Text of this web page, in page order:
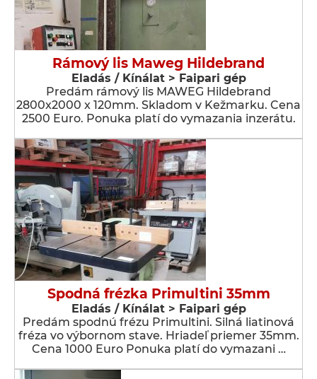
Rámový lis Maweg Hildebrand
Eladás / Kínálat > Faipari gép
Predám rámový lis MAWEG Hildebrand
2800x2000 x 120mm. Skladom v Kežmarku. Cena
2500 Euro. Ponuka platí do vymazania inzerátu.
Spodná frézka Primultini 35mm
Eladás / Kínálat > Faipari gép
Predám spodnú frézu Primultini. Silná liatinová
fréza vo výbornom stave. Hriadeľ priemer 35mm.
Cena 1000 Euro Ponuka platí do vymazani …